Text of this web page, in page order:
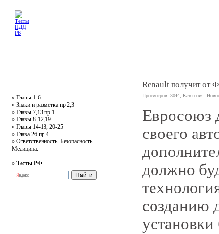
» Главы 1-6
» Знаки и разметка пр 2,3
» Главы 7,13 пр 1
» Главы 8-12,19
» Главы 14-18, 20-25
» Глава 26 пр 4
» Ответственность. Безопасность.
Медицина.
» Тесты РФ
Renault получит от
Просмотров: 3044, Категория:
Евросоюз
своего
должно
созданию
установки